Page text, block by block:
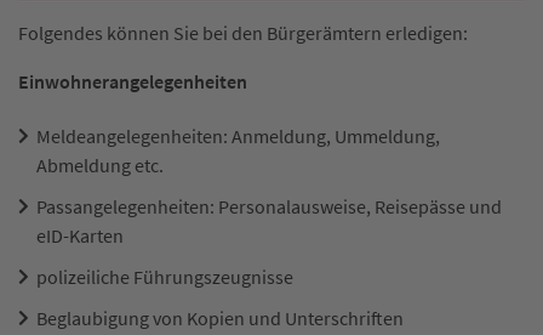
Folgendes können Sie bei den Bürgerämtern erledigen:
Einwohnerangelegenheiten
Meldeangelegenheiten: Anmeldung, Ummeldung,
Abmeldung etc.
Passangelegenheiten: Personalausweise, Reisepässe und
eID-Karten
polizeiliche Führungszeugnisse
Beglaubigung von Kopien und Unterschriften